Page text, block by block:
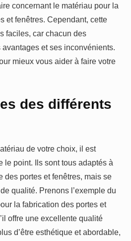
concernant le matériau pour la
et fenêtres. Cependant, cette
faciles, car chacun des
et ses inconvénients.
mieux vous aider à faire votre
des différents
de votre choix, il est
le point. Ils sont tous adaptés à
des portes et fenêtres, mais se
qualité. Prenons l’exemple du
la fabrication des portes et
offre une excellente qualité
d’être esthétique et abordable,